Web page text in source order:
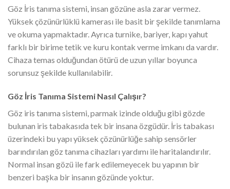
Göz İris tanıma sistemi, insan gözüne asla zarar vermez.
Yüksek çözünürlüklü kamerası ile basit bir şekilde tanımlama
ve okuma yapmaktadır. Ayrıca turnike, bariyer, kapı yahut
farklı bir birime tetik ve kuru kontak verme imkanı da vardır.
Cihaza temas olduğundan ötürü de uzun yıllar boyunca
sorunsuz şekilde kullanılabilir.
Göz İris Tanıma Sistemi Nasıl Çalışır?
Göz iris tanıma sistemi, parmak izinde olduğu gibi gözde
bulunan iris tabakasıda tek bir insana özgüdür. İris tabakası
üzerindeki bu yapı yüksek çözünürlüğe sahip sensörler
barındırılan göz tanıma cihazları yardımı ile haritalandırılır.
Normal insan gözü ile fark edilemeyecek bu yapının bir
benzeri başka bir insanın gözünde yoktur.